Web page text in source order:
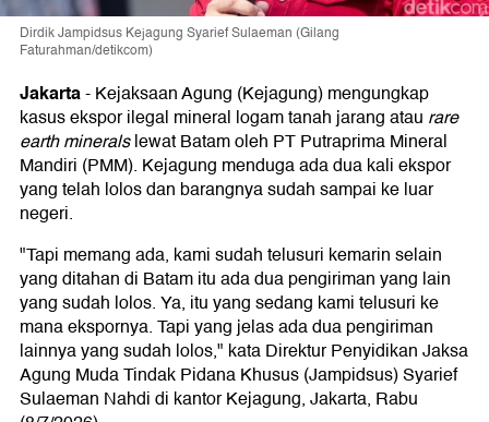
Dirdik Jampidsus Kejagung Syarief Sulaeman (Gilang
Faturahman/detikcom)
Jakarta-Kejaksaan Agung (Kejagung) mengungkap
kasus ekspor ilegal mineral logam tanah jarang atau rare
earth mineralslewat Batam oleh PT Putraprima Mineral
Mandiri (PMM). Kejagung menduga ada dua kali ekspor
yang telah lolos dan barangnya sudah sampai ke luar
negeri.
"Tapi memang ada, kami sudah telusuri kemarin selain
yang ditahan di Batam itu ada dua pengiriman yang lain
yang sudah lolos. Ya, itu yang sedang kami telusuri ke
mana ekspornya. Tapi yang jelas ada dua pengiriman
lainnya yang sudah lolos," kata Direktur Penyidikan Jaksa
Agung Muda Tindak Pidana Khusus (Jampidsus) Syarief
Sulaeman Nahdi di kantor Kejagung, Jakarta, Rabu